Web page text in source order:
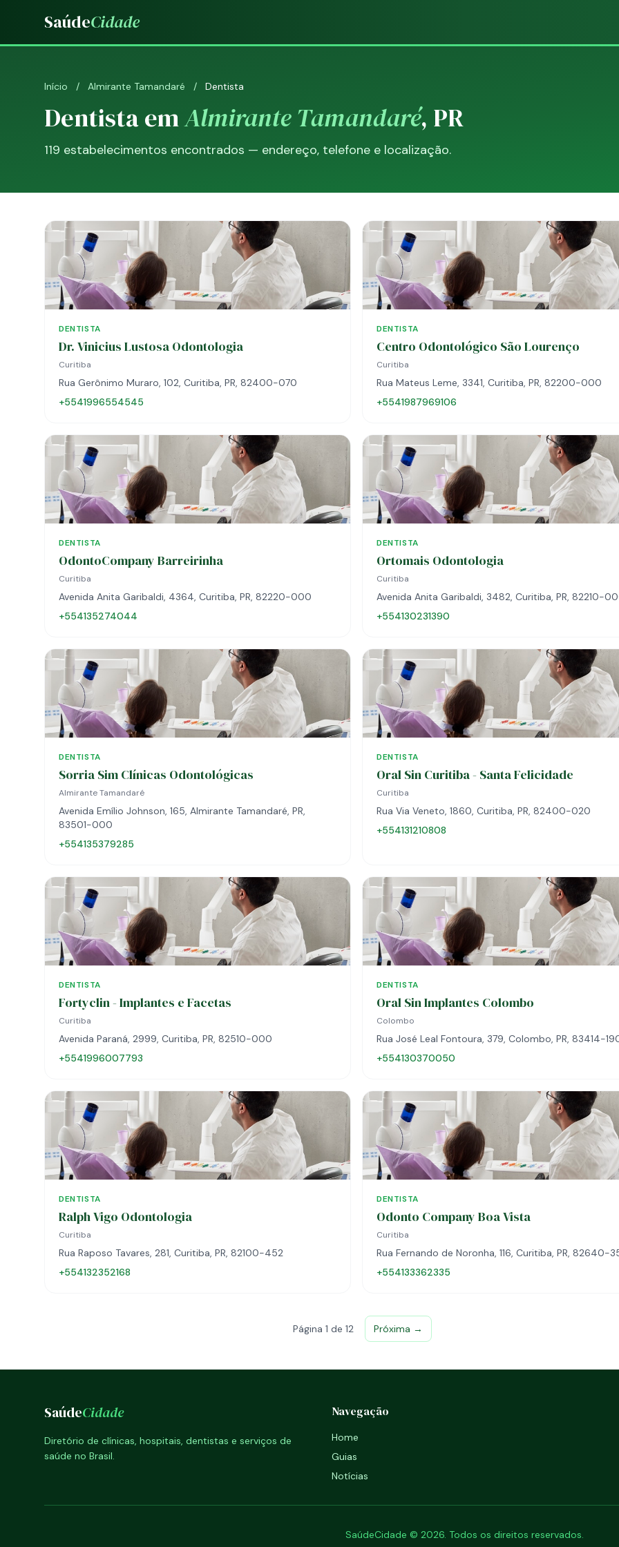
SaúdeCidade
Início / Almirante Tamandaré / Dentista
Dentista emAlmirante Tamandaré, PR
119 estabelecimentos encontrados — endereço, telefone e localização.
DENTISTA
Dr. Vinicius Lustosa Odontologia
Curitiba
Rua Gerônimo Muraro, 102, Curitiba, PR, 82400-070
+5541996554545
DENTISTA
Centro Odontológico São Lourenço
Curitiba
Rua Mateus Leme, 3341, Curitiba, PR, 82200-000
+5541987969106
DENTISTA
OdontoCompany Barreirinha
Curitiba
Avenida Anita Garibaldi, 4364, Curitiba, PR, 82220-000
+554135274044
DENTISTA
Ortomais Odontologia
Curitiba
Avenida Anita Garibaldi, 3482, Curitiba, PR, 82210-
+554130231390
DENTISTA
Sorria Sim Clínicas Odontológicas
Almirante Tamandaré
Avenida Emílio Johnson, 165, Almirante Tamandaré, PR,
83501-000
+554135379285
DENTISTA
Oral Sin Curitiba - Santa Felicidade
Curitiba
Rua Via Veneto, 1860, Curitiba, PR, 82400-020
+554131210808
DENTISTA
Fortyclin - Implantes e Facetas
Curitiba
Avenida Paraná, 2999, Curitiba, PR, 82510-000
+5541996007793
DENTISTA
Oral Sin Implantes Colombo
Colombo
Rua José Leal Fontoura, 379, Colombo, PR, 83414-
+554130370050
DENTISTA
Ralph Vigo Odontologia
Curitiba
Rua Raposo Tavares, 281, Curitiba, PR, 82100-452
+554132352168
DENTISTA
Odonto Company Boa Vista
Curitiba
Rua Fernando de Noronha, 116, Curitiba, PR, 82640-
+554133362335
Página 1 de 12 Próxima →
SaúdeCidade
Diretório de clínicas, hospitais, dentistas e serviços de
saúde no Brasil.
Navegação
Home
Guias
Notícias
SaúdeCidade © 2026. Todos os direitos reservados.